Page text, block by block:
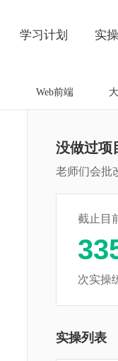
学习计划 实操
Web前端
没做过项
老师们会批
截止目
次实操
实操列表